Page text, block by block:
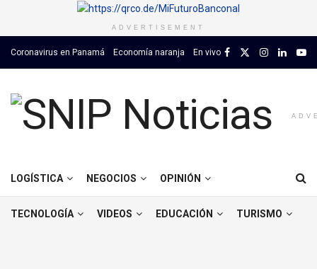
ADVERTISEMENT
Coronavirus en Panamá Economía naranja En vivo
LOGÍSTICA NEGOCIOS OPINIÓN
TECNOLOGÍA VIDEOS EDUCACIÓN TURISMO